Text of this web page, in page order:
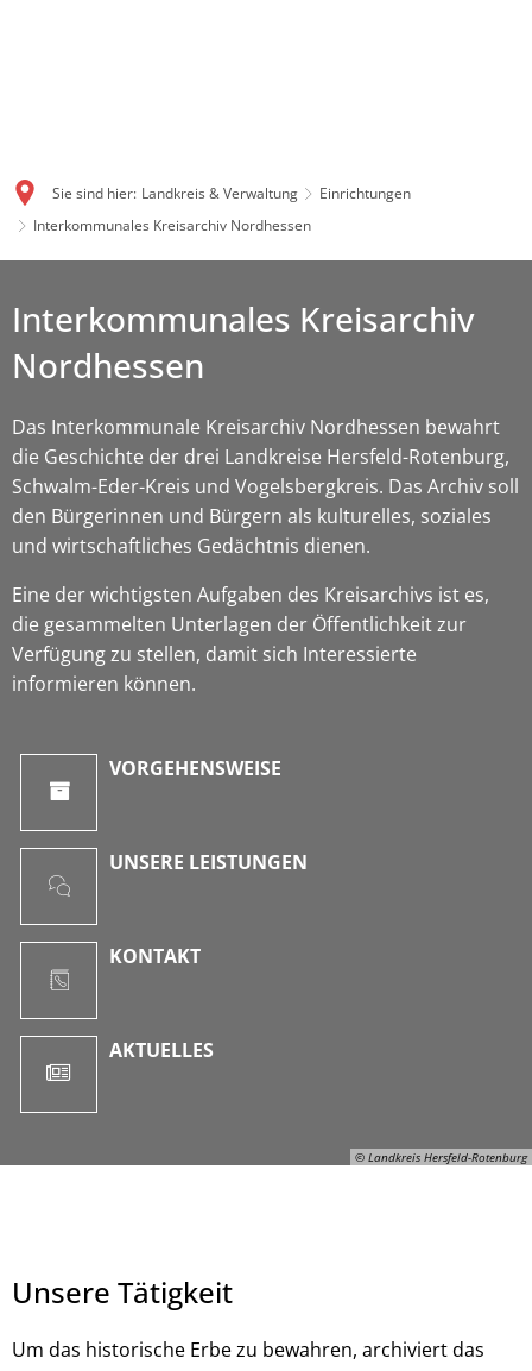
Sie sind hier: Landkreis & Verwaltung
Einrichtungen
Interkommunales Kreisarchiv Nordhessen
© Landkreis Hersfeld-Rotenburg
Interkommunales Kreisarchiv
Nordhessen
Das Interkommunale Kreisarchiv Nordhessen bewahrt
die Geschichte der drei Landkreise Hersfeld-Rotenburg,
Schwalm-Eder-Kreis und Vogelsbergkreis. Das Archiv soll
den Bürgerinnen und Bürgern als kulturelles, soziales
und wirtschaftliches Gedächtnis dienen.
Eine der wichtigsten Aufgaben des Kreisarchivs ist es,
die gesammelten Unterlagen der Öffentlichkeit zur
Verfügung zu stellen, damit sich Interessierte
informieren können.
VORGEHENSWEISE
UNSERE LEISTUNGEN
KONTAKT
AKTUELLES
Unsere Tätigkeit
Um das historische Erbe zu bewahren, archiviert das